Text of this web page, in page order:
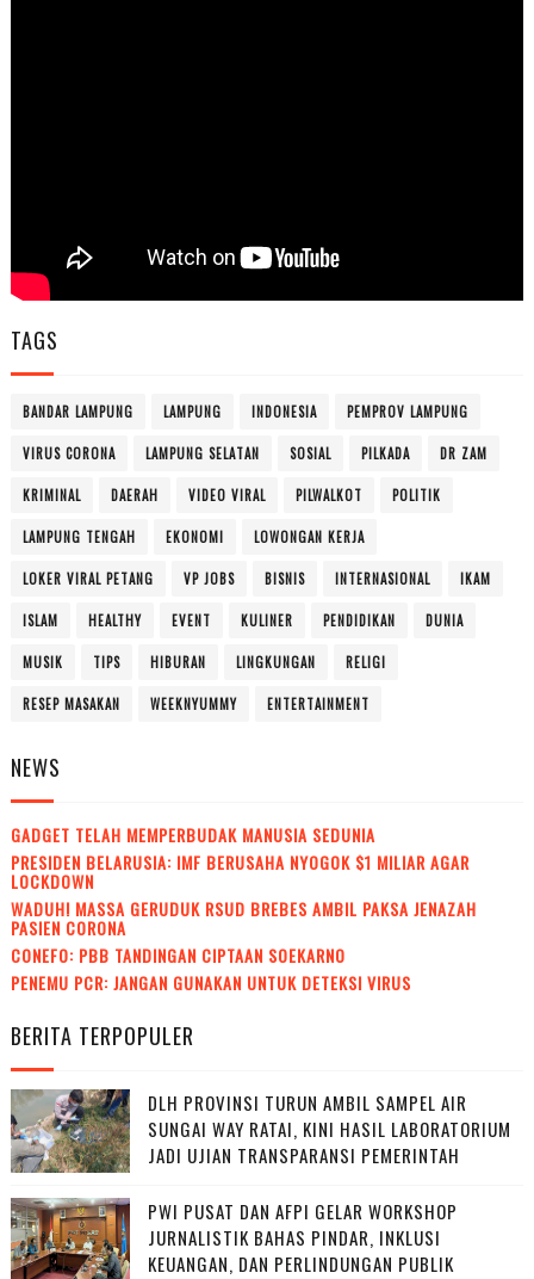
TAGS
BANDAR LAMPUNG LAMPUNG INDONESIA PEMPROV LAMPUNG
VIRUS CORONA LAMPUNG SELATAN SOSIAL PILKADA DR ZAM
KRIMINAL DAERAH VIDEO VIRAL PILWALKOT POLITIK
LAMPUNG TENGAH EKONOMI LOWONGAN KERJA
LOKER VIRAL PETANG VP JOBS BISNIS INTERNASIONAL IKAM
ISLAM HEALTHY EVENT KULINER PENDIDIKAN DUNIA
MUSIK TIPS HIBURAN LINGKUNGAN RELIGI
RESEP MASAKAN WEEKNYUMMY ENTERTAINMENT
NEWS
GADGET TELAH MEMPERBUDAK MANUSIA SEDUNIA
PRESIDEN BELARUSIA: IMF BERUSAHA NYOGOK $1 MILIAR AGAR
LOCKDOWN
WADUH! MASSA GERUDUK RSUD BREBES AMBIL PAKSA JENAZAH
PASIEN CORONA
CONEFO: PBB TANDINGAN CIPTAAN SOEKARNO
PENEMU PCR: JANGAN GUNAKAN UNTUK DETEKSI VIRUS
BERITA TERPOPULER
DLH PROVINSI TURUN AMBIL SAMPEL AIR
SUNGAI WAY RATAI, KINI HASIL LABORATORIUM
JADI UJIAN TRANSPARANSI PEMERINTAH
PWI PUSAT DAN AFPI GELAR WORKSHOP
JURNALISTIK BAHAS PINDAR, INKLUSI
KEUANGAN, DAN PERLINDUNGAN PUBLIK